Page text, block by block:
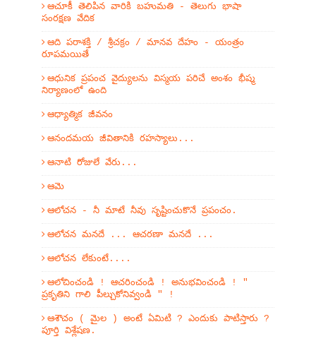
ఆచూకీ తెలిపిన వారికి బహుమతి - తెలుగు భాషా
సంరక్షణ వేదిక
ఆది పరాశక్తి / శ్రీచక్రం / మానవ దేహం - యంత్రం
రూపమయితే
ఆధునిక ప్రపంచ వైద్యులను విస్మయ పరిచే అంశం భీష్మ
నిర్యాణంలో ఉంది
ఆధ్యాత్మిక జీవనం
ఆనందమయ జీవితానికి రహస్యాలు...
ఆనాటి రోజులే వేరు...
ఆమె
ఆలోచన - నీ మాటే నీవు సృష్టించుకొనే ప్రపంచం.
ఆలోచన మనదే ... ఆచరణా మనదే ...
ఆలోచన లేకుంటే....
ఆలోచించండి ! ఆచరించండి ! అనుభవించండి ! "
ప్రకృతిని గాలి పీల్చుకోనివ్వండి " !
ఆశౌచం ( మైల ) అంటే ఏమిటి ? ఎందుకు పాటిస్తారు ?
పూర్తి విశ్లేషణ.